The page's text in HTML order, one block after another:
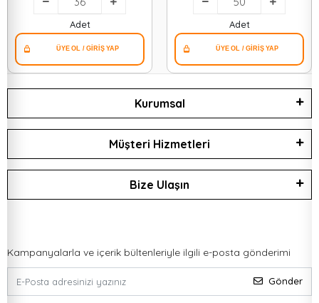
Adet Adet
Kurumsal
Müşteri Hizmetleri
Bize Ulaşın
Kampanyalarla ve içerik bültenleriyle ilgili e-posta gönderimi
Gönder